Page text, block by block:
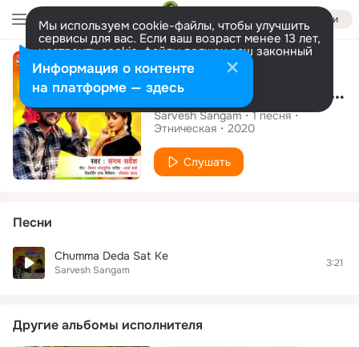
Войти
Мы используем cookie-файлы, чтобы улучшить
сервисы для вас. Если ваш возраст менее 13 лет,
настроить cookie-файлы должен ваш законный
представитель. Больше информации
Разрешить все Настроить
Сингл
Chumma Deda Sat Ke
Sarvesh Sangam 1песня
Этническая
2020
Слушать
Песни
Chumma Deda Sat Ke
Sarvesh Sangam
3:21
Другие альбомы исполнителя
Информация о контенте
на платформе — здесь